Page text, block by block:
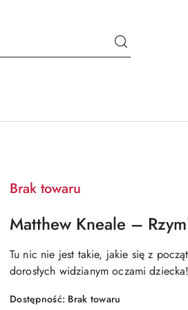
Brak towaru
Matthew Kneale –
Tu nic nie jest takie, jakie się z
dorosłych widzianym oczami dziecka!
Dostępność: Brak towaru